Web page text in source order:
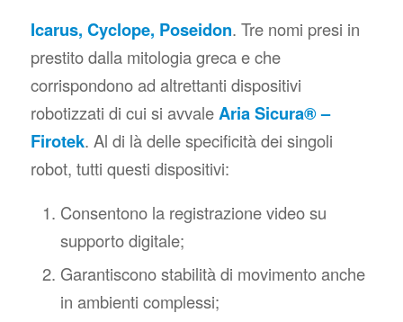
Icarus, Cyclope, Poseidon. Tre nomi presi in
prestito dalla mitologia greca e che
corrispondono ad altrettanti dispositivi
robotizzati di cui si avvaleAria Sicura® –
Firotek. Al di là delle specificità dei singoli
robot, tutti questi dispositivi:
Consentono la registrazione video su
supporto digitale;
Garantiscono stabilità di movimento anche
in ambienti complessi;